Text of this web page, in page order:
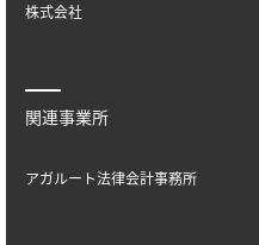
株式会社
関連事業所
アガルート法律会計事務所